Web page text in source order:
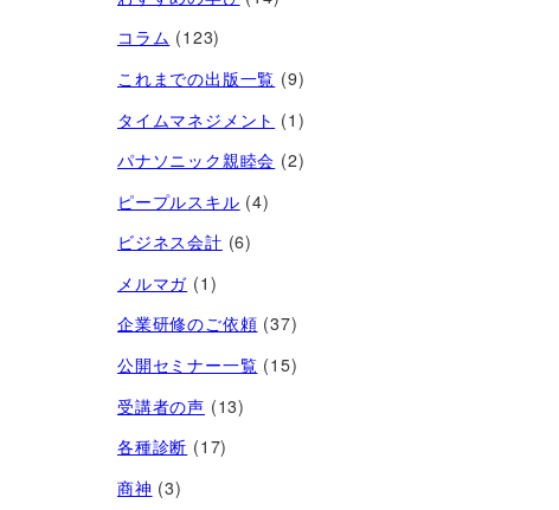
コラム (123)
これまでの出版一覧 (9)
タイムマネジメント (1)
パナソニック親睦会 (2)
ピープルスキル (4)
ビジネス会計 (6)
メルマガ (1)
企業研修のご依頼 (37)
公開セミナー一覧 (15)
受講者の声 (13)
各種診断 (17)
商神 (3)